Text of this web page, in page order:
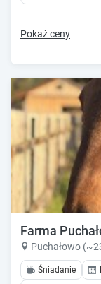
Pokaż ceny
Farma
Puchałowo
Śniadanie